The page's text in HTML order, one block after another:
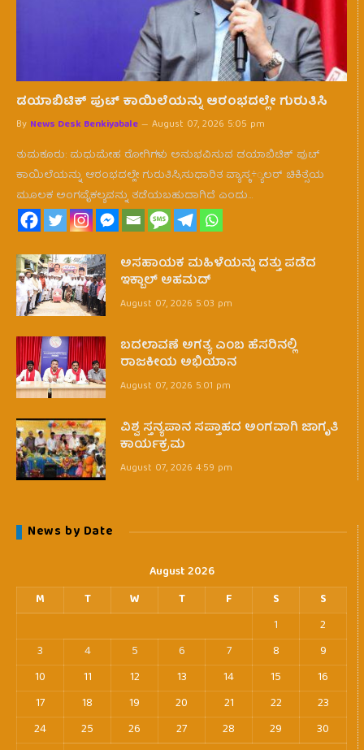
ಡಯಾಬಿಟಿಕ್ ಪುಟ್ ಕಾಯಿಲೆಯನ್ನು ಆರಂಭದಲ್ಲೇ ಗುರುತಿಸಿ
By News Desk Benkiyabale August 07, 2026 5:05 pm
ತುಮಕೂರು: ಮಧುಮೇಹ ರೋಗಿಗಳು ಅನುಭವಿಸುವ ಡಯಾಬಿಟಿಕ್ ಪುಟ್
ಕಾಯಿಲೆಯನ್ನು ಆರಂಭದಲ್ಲೇ ಗುರುತಿಸಿ,ಸುಧಾರಿತ ವ್ಯಾಸ್ಕ÷್ಯಲರ್ ಚಿಕಿತ್ಸೆಯ
ಮೂಲಕ ಅಂಗವೈಕಲ್ಯವನ್ನು ತಡೆಯಬಹುದಾಗಿದೆ ಎಂದು…
ಅಸಹಾಯಕ ಮಹಿಳೆಯನ್ನು ದತ್ತು ಪಡೆದ
ಇಕ್ಬಾಲ್ ಅಹಮದ್
August 07, 2026 5:03 pm
ಬದಲಾವಣೆ ಅಗತ್ಯ ಎಂಬ ಹೆಸರಿನಲ್ಲಿ
ರಾಜಕೀಯ ಅಭಿಯಾನ
August 07, 2026 5:01 pm
ವಿಶ್ವ ಸ್ತನ್ಯಪಾನ ಸಪ್ತಾಹದ ಅಂಗವಾಗಿ ಜಾಗೃತಿ
ಕಾರ್ಯಕ್ರಮ
August 07, 2026 4:59 pm
News by Date
August 2026
M
T W T F S
S
1
2
3
4 5 6 7 8
9
10
11 12 13 14 15
16
17
18 19 20 21 22
23
24
25 26 27 28 29
30